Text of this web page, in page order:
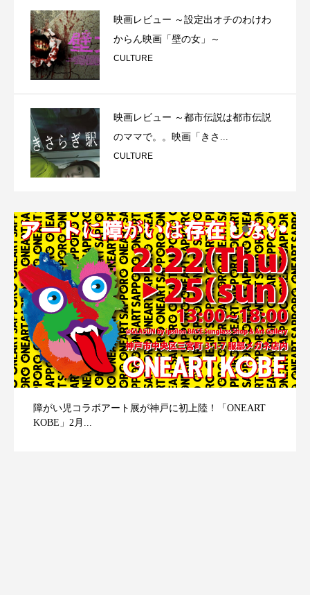
映画レビュー ～設定出オチのわけわ
からん映画「壁の女」～
CULTURE
映画レビュー ～都市伝説は都市伝説
のママで。。映画「きさ...
CULTURE
障がい児コラボアート展が神戸に初上陸！「ONEART
KOBE」2月...